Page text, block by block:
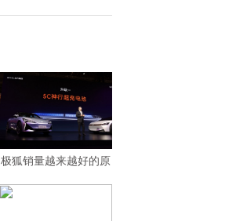
极狐销量越来越好的原
因找到了！11.